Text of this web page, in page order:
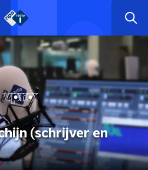
(schrijver en